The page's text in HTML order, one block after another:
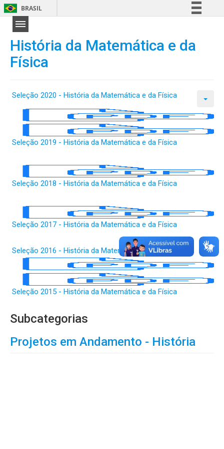
BRASIL
Comunica BR
Canais
História da Matemática e da
Física
Seleção 2020 - História da Matemática e da Física
Seleção 2019 - História da Matemática e da Física
Seleção 2018 - História da Matemática e da Física
Seleção 2017 - História da Matemática e da Física
Seleção 2016 - História da Matemática e da Física
Seleção 2015 - História da Matemática e da Física
Subcategorias
Projetos em Andamento - História